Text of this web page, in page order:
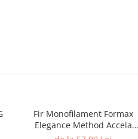
Fir Monofilament Formax
Elegance Method Accela
Distance Feeder Fluo 1000m |